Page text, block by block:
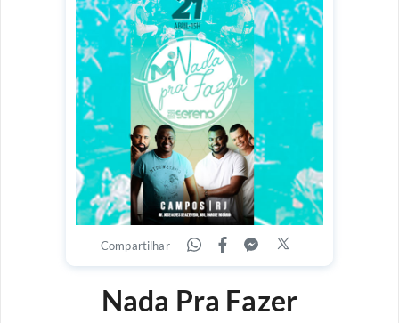
Compartilhar
Nada Pra Fazer